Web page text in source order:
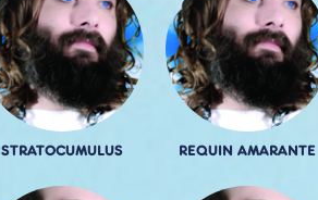
STRATOCUMULUS REQUIN AMARANTE